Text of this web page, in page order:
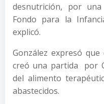
desnutrición, por
Fondo para la
explicó.
González expresó
creó una partida por
del alimento
abastecidos.